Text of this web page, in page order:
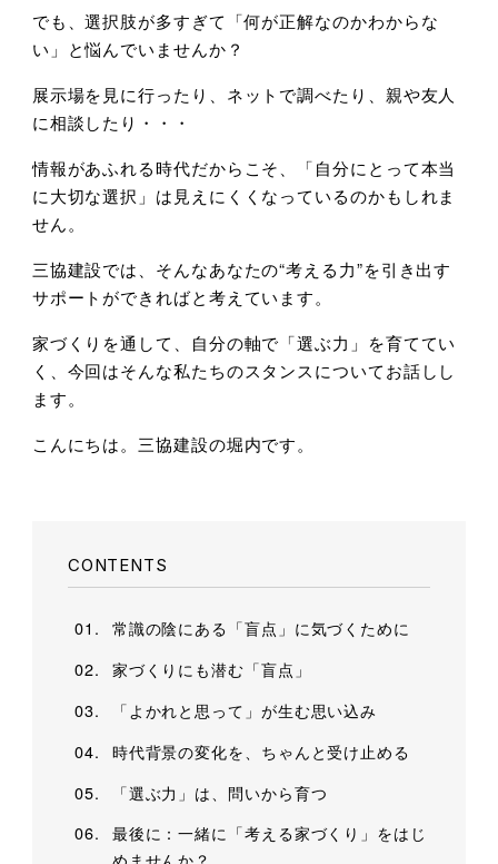
でも、選択肢が多すぎて「何が正解なのかわからな
い」と悩んでいませんか？
展示場を見に行ったり、ネットで調べたり、親や友人
に相談したり・・・
情報があふれる時代だからこそ、「自分にとって本当
に大切な選択」は見えにくくなっているのかもしれま
せん。
三協建設では、そんなあなたの“考える力”を引き出す
サポートができればと考えています。
家づくりを通して、自分の軸で「選ぶ力」を育ててい
く、今回はそんな私たちのスタンスについてお話しし
ます。
こんにちは。三協建設の堀内です。
CONTENTS
常識の陰にある「盲点」に気づくために
家づくりにも潜む「盲点」
「よかれと思って」が生む思い込み
時代背景の変化を、ちゃんと受け止める
「選ぶ力」は、問いから育つ
最後に：一緒に「考える家づくり」をはじ